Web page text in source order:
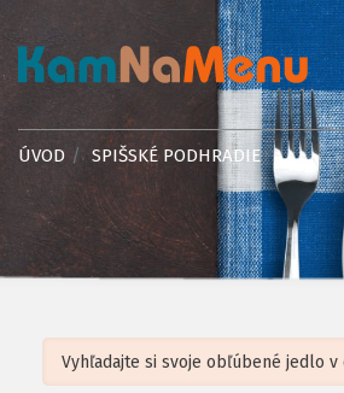
ÚVOD SPIŠSKÉ PODHRADIE
Leaflet| ©OpenStreetMap, Tiles courtesy of